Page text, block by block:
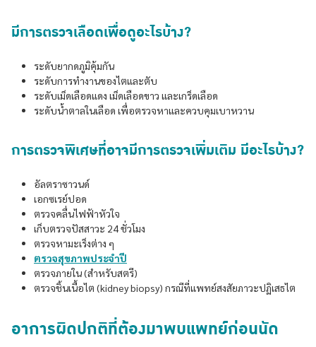
มีการตรวจเลือดเพื่อดูอะไรบ้าง?
ระดับยากดภูมิคุ้มกัน
ระดับการทำงานของไตและตับ
ระดับเม็ดเลือดแดง เม็ดเลือดขาว และเกร็ดเลือด
ระดับน้ำตาลในเลือด เพื่อตรวจหาและควบคุมเบาหวาน
การตรวจพิเศษที่อาจมีการตรวจเพิ่มเติม มีอะไรบ้าง?
อัลตราซาวนด์
เอกซเรย์ปอด
ตรวจคลื่นไฟฟ้าหัวใจ
เก็บตรวจปัสสาวะ 24 ชั่วโมง
ตรวจหามะเร็งต่าง ๆ
ตรวจสุขภาพประจำปี
ตรวจภายใน (สำหรับสตรี)
ตรวจชิ้นเนื้อไต (kidney biopsy) กรณีที่แพทย์สงสัยภาวะปฏิเสธไต
อาการผิดปกติที่ต้องมาพบแพทย์ก่อนนัด